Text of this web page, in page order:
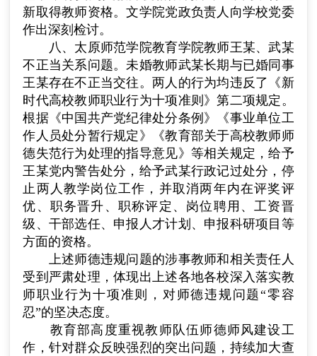
新取得教师资格。文学院党政负责人向学校党委
作出深刻检讨。
八、太原师范学院教育学院教师王某、武某
不正当关系问题。未婚教师武某长期与已婚同事
王某存在不正当交往。两人的行为均违反了《新
时代高校教师职业行为十项准则》第二项规定。
根据《中国共产党纪律处分条例》《事业单位工
作人员处分暂行规定》《教育部关于高校教师师
德失范行为处理的指导意见》等相关规定，给予
王某党内警告处分，给予武某行政记过处分，停
止两人教学岗位工作，并取消两年内在评奖评
优、职务晋升、职称评定、岗位聘用、工资晋
级、干部选任、申报人才计划、申报科研项目等
方面的资格。
上述师德违规问题的涉事教师和相关责任人
受到严肃处理，体现出上述各地各校深入落实教
师职业行为十项准则，对师德违规问题“零容
忍”的坚决态度。
教育部高度重视教师队伍师德师风建设工
作，针对群众反映强烈的突出问题，持续加大查